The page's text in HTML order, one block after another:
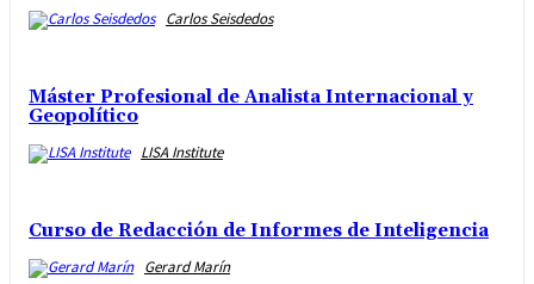
Carlos Seisdedos
Máster Profesional de Analista Internacional y
Geopolítico
LISA Institute
Curso de Redacción de Informes de Inteligencia
Gerard Marín